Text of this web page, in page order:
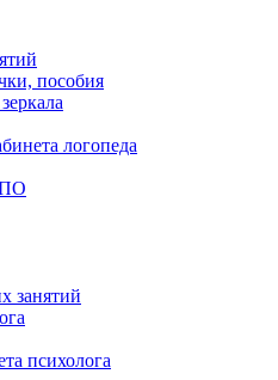
пособия
логопеда
ПО
занятий
психолога